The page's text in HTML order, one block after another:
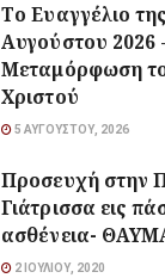
Το Ευαγγέλιο
Αυγούστου 2026
Μεταμόρφωση
Χριστού
5 ΑΥΓΟΎΣΤΟΥ, 2026
Προσευχή στην
Γιάτρισσα εις
ασθένεια-
2 ΙΟΥΛΊΟΥ, 2020